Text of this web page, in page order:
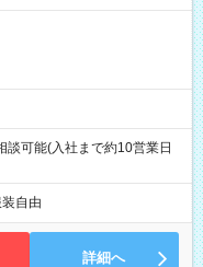
可能(入社まで約10営業日
装自由
詳細へ